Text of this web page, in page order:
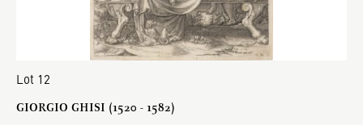
Lot 12
GIORGIO GHISI (1520 - 1582)